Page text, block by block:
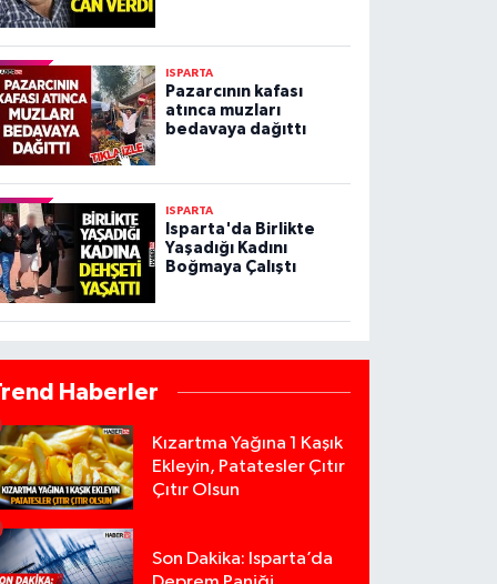
ISPARTA
Pazarcının kafası
atınca muzları
bedavaya dağıttı
ISPARTA
Isparta'da Birlikte
Yaşadığı Kadını
Boğmaya Çalıştı
Haberler
Kızartma Yağına 1 Kaşık
Ekleyin, Patatesler Çıtır
Çıtır Olsun
Son Dakika: Isparta’da